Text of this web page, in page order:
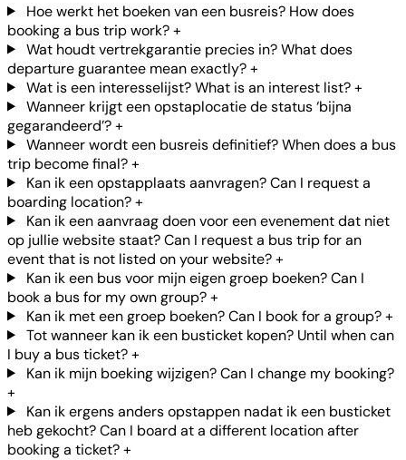
Hoe werkt het boeken van een busreis? How does
booking a bus trip work?+
Wat houdt vertrekgarantie precies in? What does
departure guarantee mean exactly?+
Wat is een interesselijst? What is an interest list?+
Wanneer krijgt een opstaplocatie de status ‘bijna
gegarandeerd’?+
Wanneer wordt een busreis definitief? When does a bus
trip become final?+
Kan ik een opstapplaats aanvragen? Can I request a
boarding location?+
Kan ik een aanvraag doen voor een evenement dat niet
op jullie website staat? Can I request a bus trip for an
event that is not listed on your website?+
Kan ik een bus voor mijn eigen groep boeken? Can I
book a bus for my own group?+
Kan ik met een groep boeken? Can I book for a group?+
Tot wanneer kan ik een busticket kopen? Until when can
I buy a bus ticket?+
Kan ik mijn boeking wijzigen? Can I change my booking?
+
Kan ik ergens anders opstappen nadat ik een busticket
heb gekocht? Can I board at a different location after
booking a ticket?+